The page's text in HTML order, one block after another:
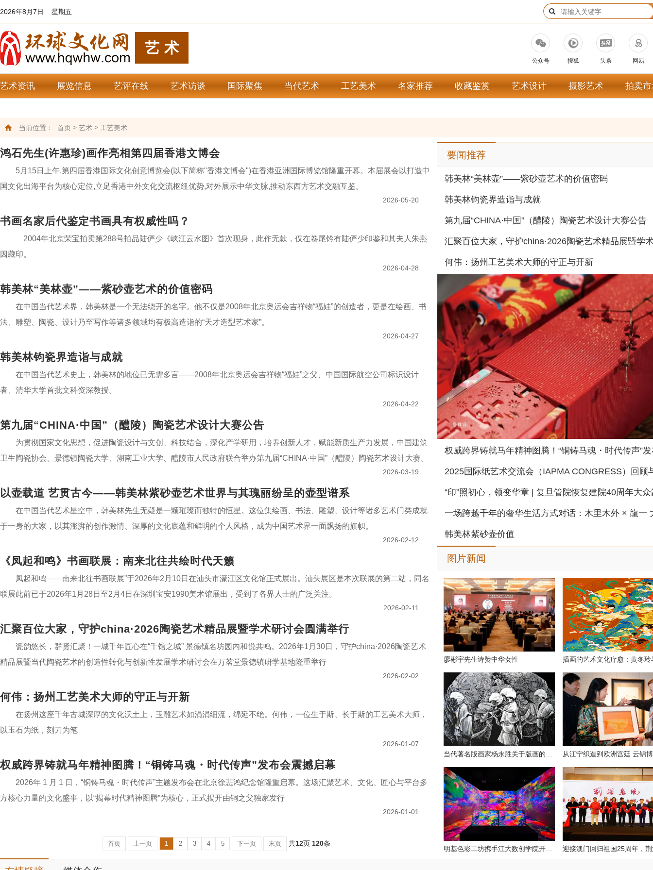
2026年8月7日 星期五
艺术
公众号 搜狐 头条 网易
艺术资讯 展览信息 艺评在线 艺术访谈 国际聚焦 当代艺术 工艺美术 名家推荐 收藏鉴赏 艺术设计 摄影艺术 拍卖
当前位置： 首页 > 艺术 > 工艺美术
鸿石先生(许惠珍)画作亮相第四届香港文博会
5月15日上午,第四届香港国际文化创意博览会(以下简称"香港文博会")在香港亚洲国际博览馆隆重开幕。本届展会以打造中
国文化出海平台为核心定位,立足香港中外文化交流枢纽优势,对外展示中华文脉,推动东西方艺术交融互鉴。
2026-05-20
书画名家后代鉴定书画具有权威性吗？
2004年北京荣宝拍卖第288号拍品陆俨少《峡江云水图》首次现身，此作无款，仅在卷尾钤有陆俨少印鉴和其夫人朱燕
因藏印。
2026-04-28
韩美林“美林壶”——紫砂壶艺术的价值密码
在中国当代艺术界，韩美林是一个无法绕开的名字。他不仅是2008年北京奥运会吉祥物“福娃”的创造者，更是在绘画、书
法、雕塑、陶瓷、设计乃至写作等诸多领域均有极高造诣的“天才造型艺术家”。
2026-04-27
韩美林钧瓷界造诣与成就
在中国当代艺术史上，韩美林的地位已无需多言——2008年北京奥运会吉祥物“福娃”之父、中国国际航空公司标识设计
者、清华大学首批文科资深教授。
2026-04-22
第九届“CHINA·中国”（醴陵）陶瓷艺术设计大赛公告
为贯彻国家文化思想，促进陶瓷设计与文创、科技结合，深化产学研用，培养创新人才，赋能新质生产力发展，中国建筑
卫生陶瓷协会、景德镇陶瓷大学、湖南工业大学、醴陵市人民政府联合举办第九届“CHINA·中国”（醴陵）陶瓷艺术设计大赛。
2026-03-19
以壶载道 艺贯古今——韩美林紫砂壶艺术世界与其瑰丽纷呈的壶型谱系
在中国当代艺术星空中，韩美林先生无疑是一颗璀璨而独特的恒星。这位集绘画、书法、雕塑、设计等诸多艺术门类成就
于一身的大家，以其澎湃的创作激情、深厚的文化底蕴和鲜明的个人风格，成为中国艺术界一面飘扬的旗帜。
2026-02-12
《凤起和鸣》书画联展：南来北往共绘时代天籁
凤起和鸣——南来北往书画联展”于2026年2月10日在汕头市濠江区文化馆正式展出。汕头展区是本次联展的第二站，同名
联展此前已于2026年1月28日至2月4日在深圳宝安1990美术馆展出，受到了各界人士的广泛关注。
2026-02-11
汇聚百位大家，守护china·2026陶瓷艺术精品展暨学术研讨会圆满举行
瓷韵悠长，群贤汇聚！一城千年匠心在“千馆之城” 景德镇名坊园内和悦共鸣。2026年1月30日，守护china·2026陶瓷艺术
精品展暨当代陶瓷艺术的创造性转化与创新性发展学术研讨会在万茗堂景德镇研学基地隆重举行
2026-02-02
何伟：扬州工艺美术大师的守正与开新
在扬州这座千年古城深厚的文化沃土上，玉雕艺术如涓涓细流，绵延不绝。何伟，一位生于斯、长于斯的工艺美术大师，
以玉石为纸，刻刀为笔
2026-01-07
权威跨界铸就马年精神图腾！“铜铸马魂・时代传声”发布会震撼启幕
2026年 1 月 1 日，“铜铸马魂・时代传声”主题发布会在北京徐悲鸿纪念馆隆重启幕。这场汇聚艺术、文化、匠心与平台多
方核心力量的文化盛事，以“揭幕时代精神图腾”为核心，正式揭开由铜之父独家发行
2026-01-01
首页 上一页 1 2 3 4 5 下一页 末页 共12页 120条
要闻推荐
韩美林“美林壶”——紫砂壶艺术的价值密码
韩美林钧瓷界造诣与成就
第九届“CHINA·中国”（醴陵）陶瓷艺术设计大赛公告
何伟：扬州工艺美术大师的守正与开新
韩美林紫砂壶价值
图片新闻
廖彬宇先生诗赞中华女性